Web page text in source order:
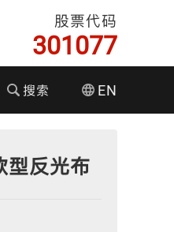
股票代码
301077
搜索 EN
反光布